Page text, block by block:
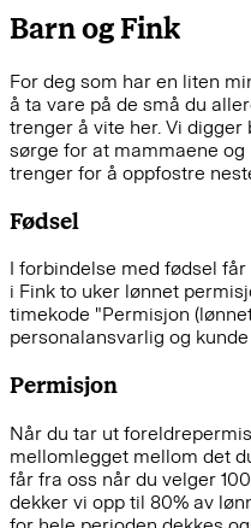
Barn og Fink
For deg som har en liten
å ta vare på de små du
trenger å vite her. Vi
sørge for at mammaene
trenger for å oppfostre
Fødsel
I forbindelse med fødsel
i Fink to uker lønnet
timekode "Permisjon
personalansvarlig og
Permisjon
Når du tar ut
mellomlegget mellom det
får fra oss når du velger
dekker vi opp til 80% av